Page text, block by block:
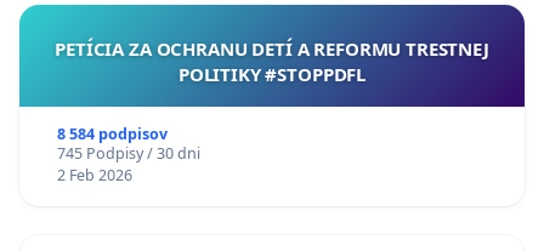
PETÍCIA ZA OCHRANU DETÍ A REFORMU TRESTNEJ
POLITIKY #STOPPDFL
8 584 podpisov
745 Podpisy / 30 dni
2 Feb 2026